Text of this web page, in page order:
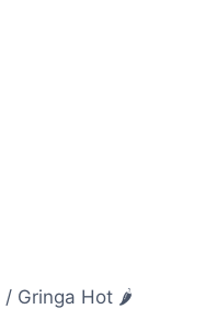
/ Gringa Hot 🌶️